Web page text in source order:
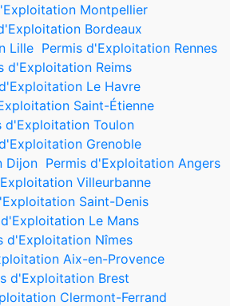
Montpellier
Bordeaux
Lille Permis d'Exploitation Rennes
d'Exploitation Reims
Le Havre
Saint-Étienne
d'Exploitation Toulon
Grenoble
Dijon Permis d'Exploitation Angers
Villeurbanne
Saint-Denis
Le Mans
d'Exploitation Nîmes
Aix-en-Provence
d'Exploitation Brest
Clermont-Ferrand